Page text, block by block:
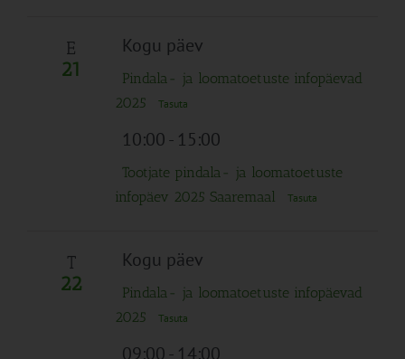
E
21
Kogu päev
Pindala- ja loomatoetuste infopäevad
2025
Tasuta
10:00- 15:00
Tootjate pindala- ja loomatoetuste
infopäev 2025 Saaremaal
Tasuta
T
22
Kogu päev
Pindala- ja loomatoetuste infopäevad
2025
Tasuta
09:00- 14:00